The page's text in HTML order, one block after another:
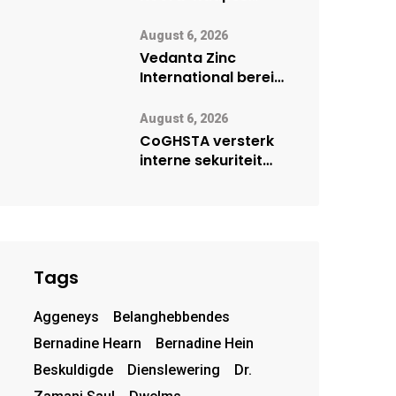
digitale toekoms
deur Cisco-
vennootskap
August 6, 2026
Vedanta Zinc
International berei
vir moontlike
herbegin
August 6, 2026
CoGHSTA versterk
interne sekuriteit
Tags
Aggeneys
Belanghebbendes
Bernadine Hearn
Bernadine Hein
Beskuldigde
Dienslewering
Dr.